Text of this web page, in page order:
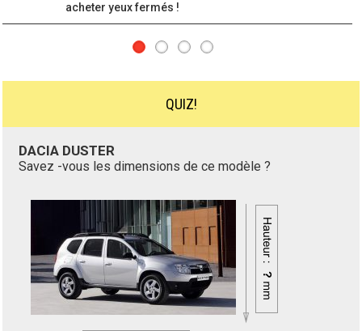
empreinte officielle de la marque !
QUIZ!
DACIA SANDERO
Savez -vous les dimensions de ce modèle ?